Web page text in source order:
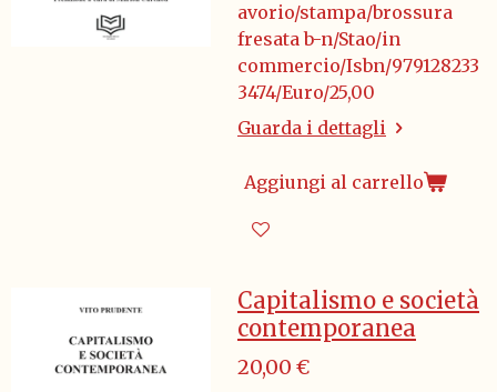
avorio/stampa/brossura
fresata b-n/Stao/in
commercio/Isbn/979128233
3474/Euro/25,00
Guarda i dettagli
Aggiungi al carrello
Capitalismo e società
contemporanea
20,00 €